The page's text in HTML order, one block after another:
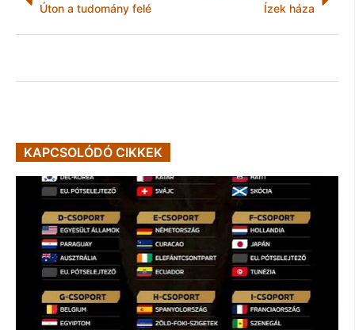
Úton a tudomány felé Ízek háza
KAPCSOLÓDÓ CIKKEK